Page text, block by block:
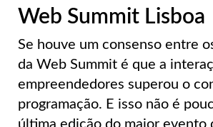
Web Summit Lisboa
Se houve um consenso entre
da Web Summit é que a
empreendedores superou o
programação. E isso não é
última edição do maior evento